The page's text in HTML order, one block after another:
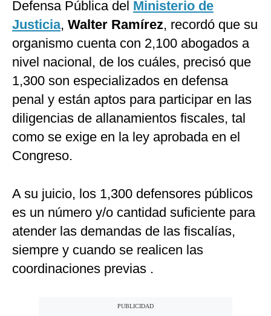
Defensa Pública del Ministerio de
Justicia, Walter Ramírez, recordó que su
organismo cuenta con 2,100 abogados a
nivel nacional, de los cuáles, precisó que
1,300 son especializados en defensa
penal y están aptos para participar en las
diligencias de allanamientos fiscales, tal
como se exige en la ley aprobada en el
Congreso.
A su juicio, los 1,300 defensores públicos
es un número y/o cantidad suficiente para
atender las demandas de las fiscalías,
siempre y cuando se realicen las
coordinaciones previas .